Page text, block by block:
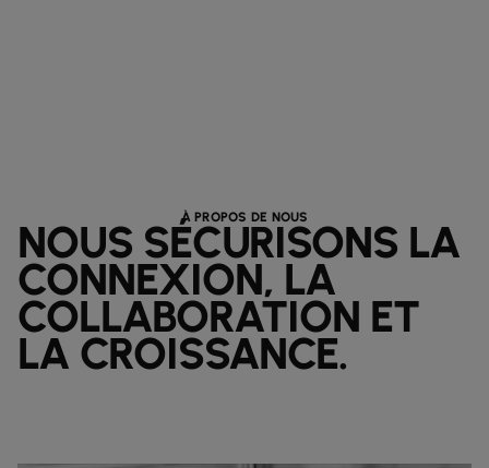
À PROPOS DE NOUS
NOUS SÉCURISONS LA
CONNEXION, LA
COLLABORATION ET
LA CROISSANCE.